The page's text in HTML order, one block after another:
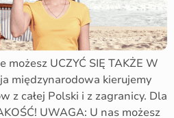
możesz UCZYĆ SIĘ TAKŻE W
międzynarodowa kierujemy
z całej Polski i z zagranicy. Dla
UWAGA: U nas możesz